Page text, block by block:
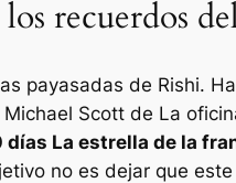
recuerdos
payasadas de Rishi.
Scott de La
días La estrella de la
no es dejar que